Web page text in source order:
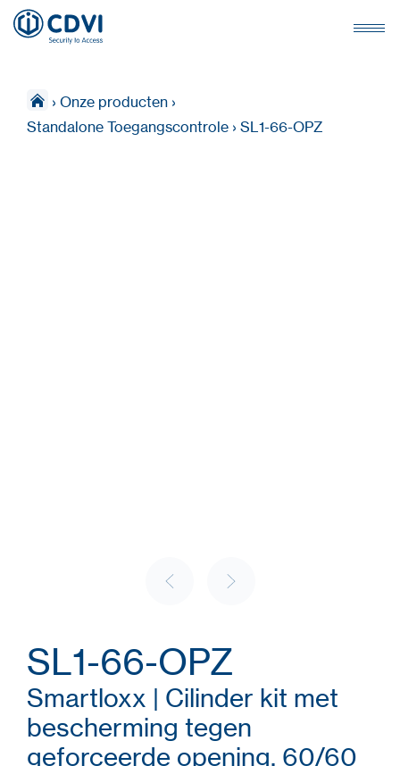
› Onze producten ›
Standalone Toegangscontrole › SL1-66-OPZ
SL1-66-OPZ
Smartloxx | Cilinder kit met
bescherming tegen
geforceerde opening, 60/60